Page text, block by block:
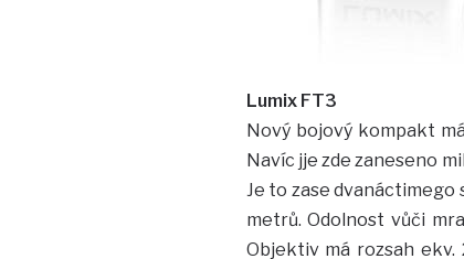
Lumix FT3
Nový bojový kompakt
Navíc jje zde zaneseno
Je to zase dvanáctimego
metrů. Odolnost vůči
Objektiv má rozsah ekv.